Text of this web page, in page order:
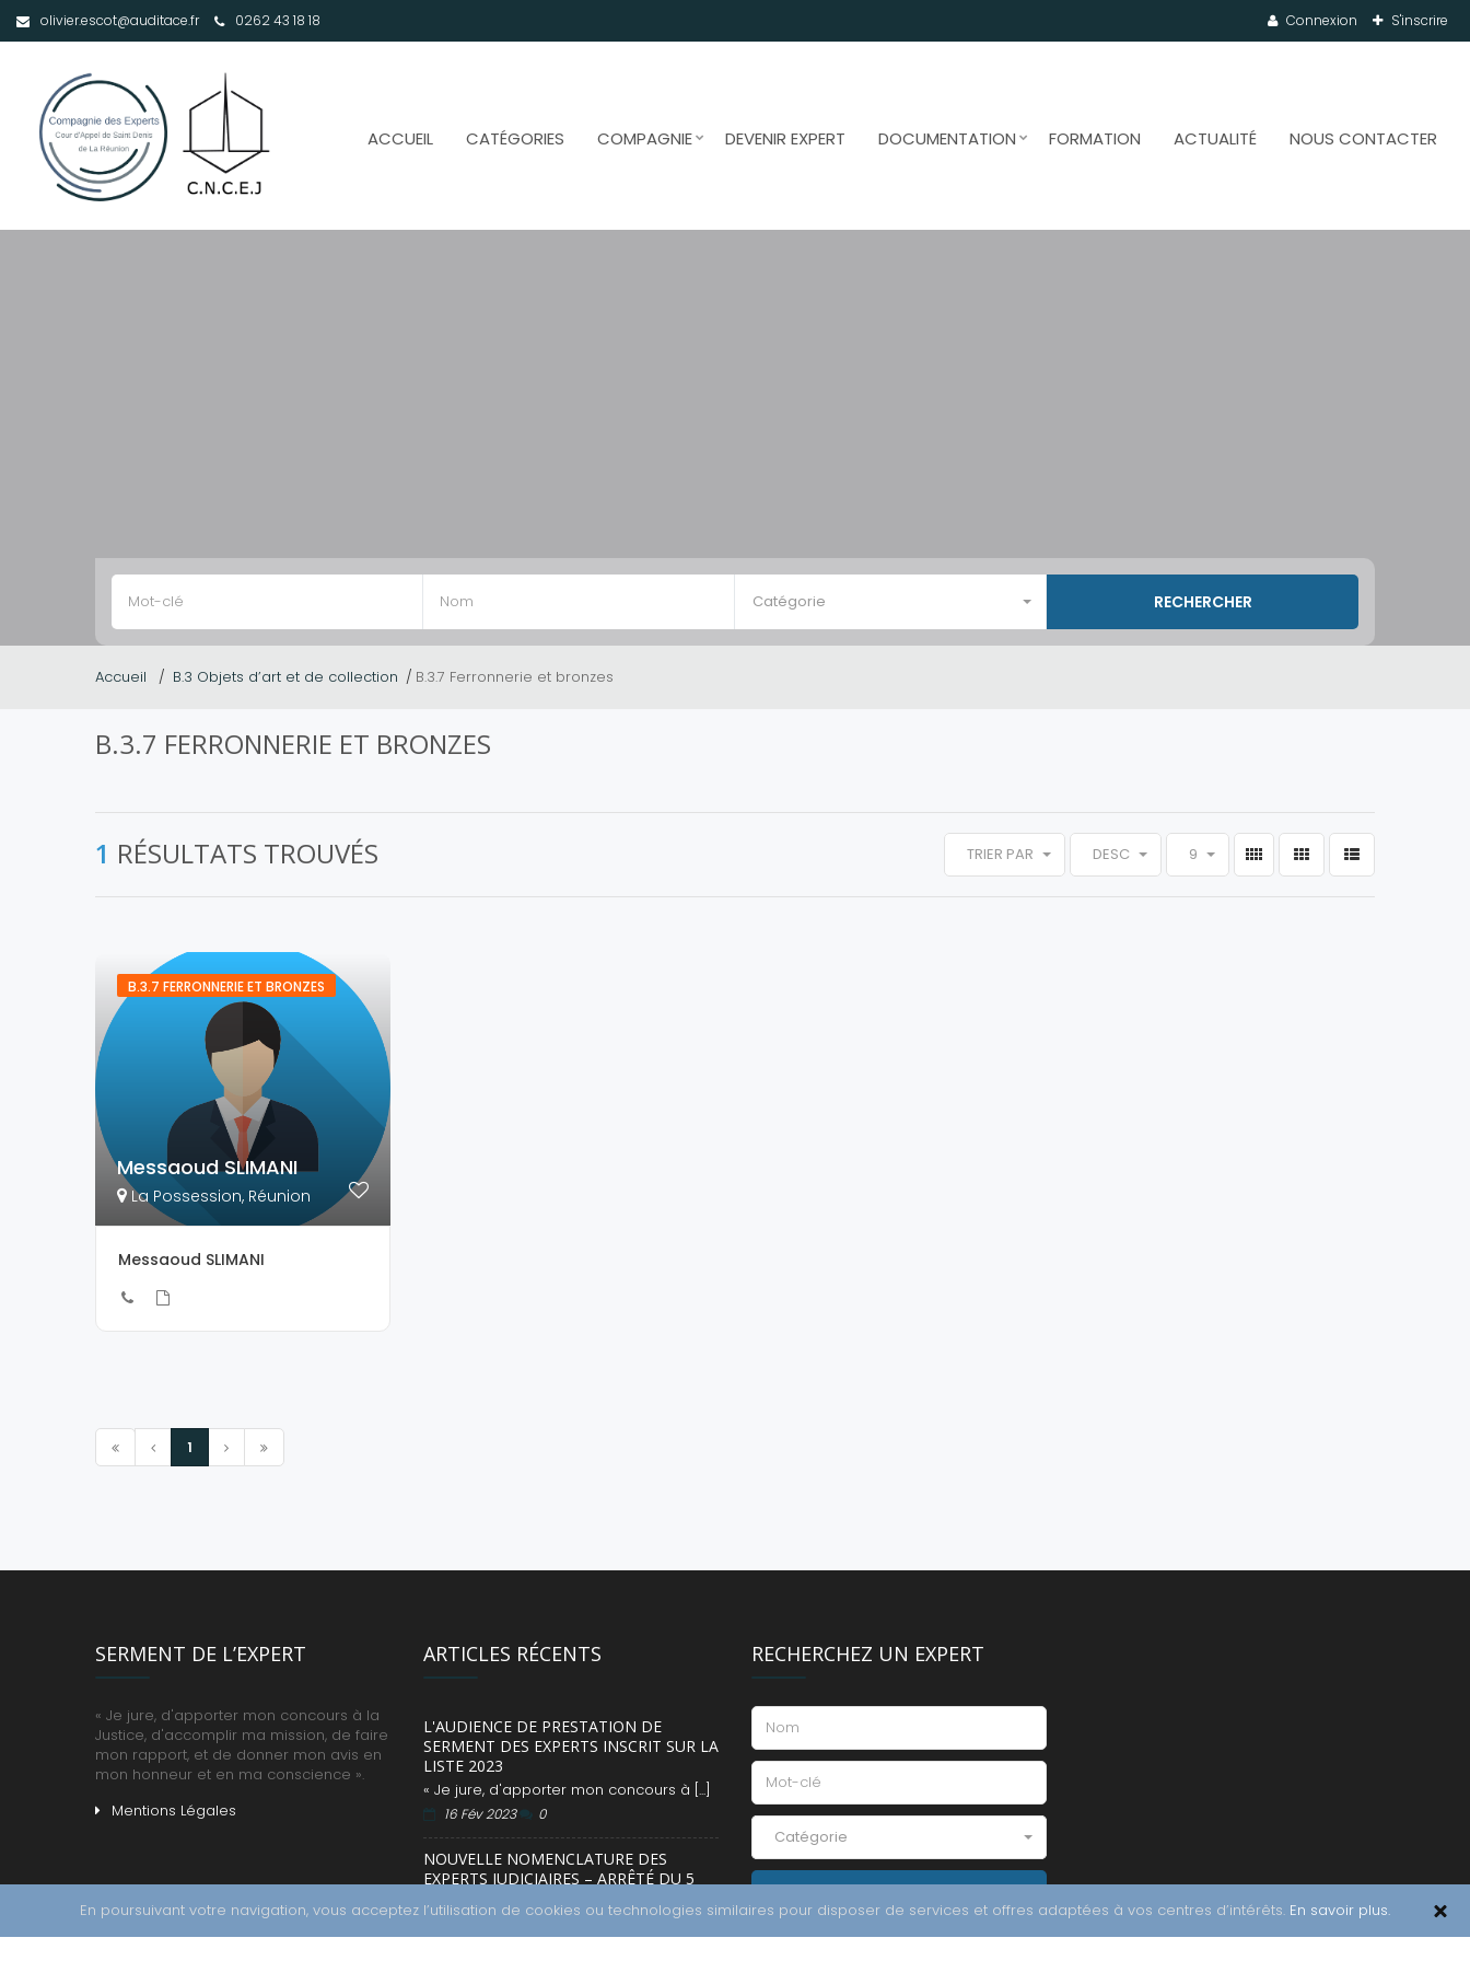
olivier.escot@auditace.fr 0262 43 18 18 Connexion S'inscrire
ACCUEIL CATÉGORIES COMPAGNIE DEVENIR EXPERT DOCUMENTATION FORMATION ACTUALITÉ NOUS CONTACTER
Catégorie
Accueil B.3 Objets d’art et de collection B.3.7 Ferronnerie et bronzes
B.3.7 FERRONNERIE ET BRONZES
1 RÉSULTATS TROUVÉS TRIER PAR DESC 9
B.3.7 FERRONNERIE ET BRONZES
Messaoud SLIMANI
La Possession, Réunion
Messaoud SLIMANI
1
SERMENT DE L’EXPERT
« Je jure, d'apporter mon concours à la
Justice, d'accomplir ma mission, de faire
mon rapport, et de donner mon avis en
mon honneur et en ma conscience ».
Mentions Légales
ARTICLES RÉCENTS
L'AUDIENCE DE PRESTATION DE
SERMENT DES EXPERTS INSCRIT SUR LA
LISTE 2023
« Je jure, d'apporter mon concours à [...]
16 Fév 2023 0
NOUVELLE NOMENCLATURE DES
EXPERTS JUDICIAIRES – ARRÊTÉ DU 5
L’arrêté du 5 décembre [...]
RECHERCHEZ UN EXPERT
Catégorie
En poursuivant votre navigation, vous acceptez l’utilisation de cookies ou technologies similaires pour disposer de services et offres adaptées à vos centres d’intérêts. En savoir plus.